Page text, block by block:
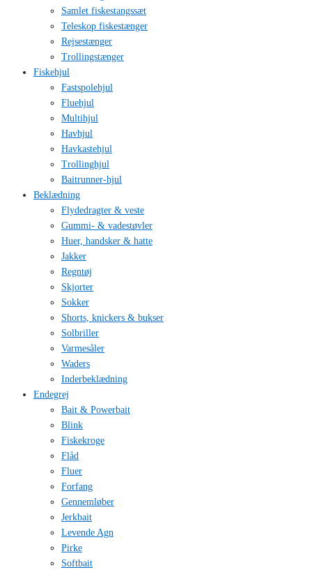
Samlet fiskestangssæt
Teleskop fiskestænger
Rejsestænger
Trollingstænger
Fiskehjul
Fastspolehjul
Fluehjul
Multihjul
Havhjul
Havkastehjul
Trollinghjul
Baitrunner-hjul
Beklædning
Flydedragter & veste
Gummi- & vadestøvler
Huer, handsker & hatte
Jakker
Regntøj
Skjorter
Sokker
Shorts, knickers & bukser
Solbriller
Varmesåler
Waders
Inderbeklædning
Endegrej
Bait & Powerbait
Blink
Fiskekroge
Flåd
Fluer
Forfang
Gennemløber
Jerkbait
Levende Agn
Pirke
Softbait